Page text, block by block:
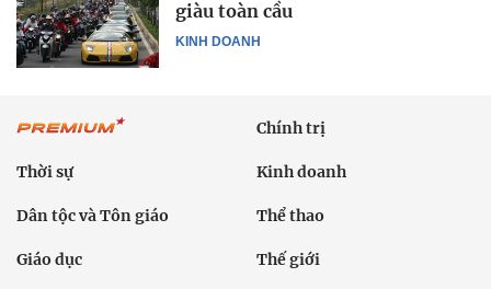
KINH DOANH
giàu toàn cầu
Chính trị
Thời sự Kinh doanh
Dân tộc và Tôn giáo Thể thao
Giáo dục Thế giới